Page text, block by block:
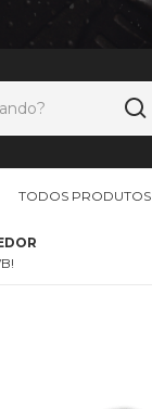
TODOS PRODUTOS